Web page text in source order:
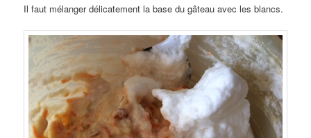
Il faut mélanger délicatement la base du gâteau avec les blancs.